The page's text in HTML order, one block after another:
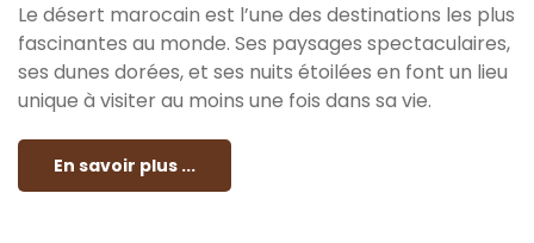
Le désert marocain est l’une des destinations les plus
fascinantes au monde. Ses paysages spectaculaires,
ses dunes dorées, et ses nuits étoilées en font un lieu
unique à visiter au moins une fois dans sa vie.
En savoir plus ...